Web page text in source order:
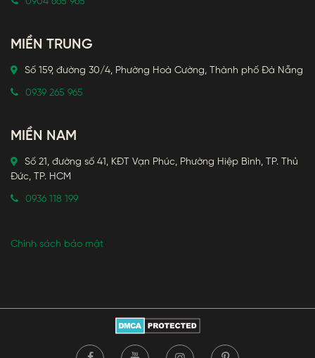
MIỀN TRUNG
Số 159, đường 30/4, Phường Hoà Cường, Thành phố Đà Nẵng
0939 265 965
MIỀN NAM
Số 21, đường số 41, KĐT Vạn Phúc, Phường Hiệp Bình, TP. Thủ
Đức, TP. HCM
0936 118 199
Chính sách bảo mật